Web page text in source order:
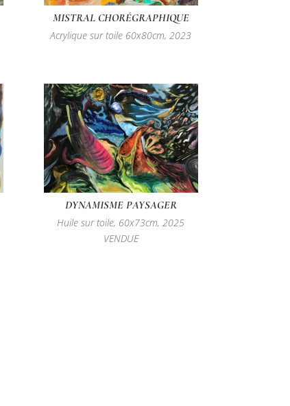
MISTRAL CHORÉGRAPHIQUE
Acrylique sur toile 60x80cm, 2023
DYNAMISME PAYSAGER
Huile sur toile, 60x73cm, 2025
VENDUE